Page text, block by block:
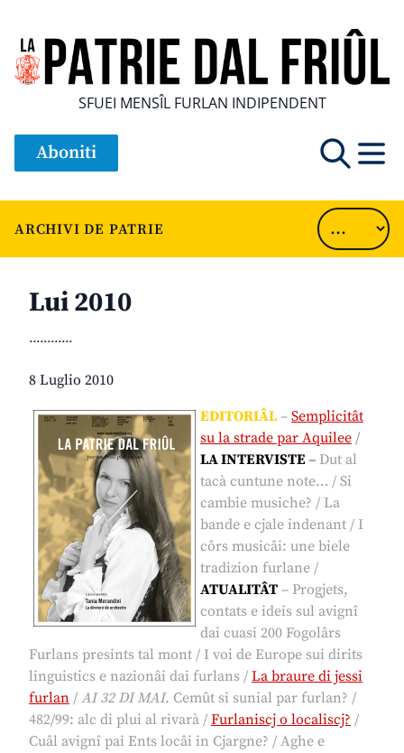
SFUEI MENSÎL FURLAN INDIPENDENT
Aboniti
ARCHIVI DE PATRIE
Lui 2010
............
8 Luglio 2010
EDITORIÂL – Semplicitât
su la strade par Aquilee /
LA INTERVISTE – Dut al
tacà cuntune note… / Si
cambie musiche? / La
bande e cjale indenant / I
côrs musicâi: une biele
tradizion furlane /
ATUALITÂT – Progjets,
contats e ideis sul avignî
dai cuasi 200 Fogolârs
Furlans presints tal mont / I voi de Europe sui dirits
linguistics e nazionâi dai furlans / La braure di jessi
furlan / AI 32 DI MAI. Cemût si sunial par furlan? /
482/99: alc di plui al rivarà / Furlaniscj o localiscj? /
Cuâl avignî pai Ents locâi in Cjargne? / Aghe e